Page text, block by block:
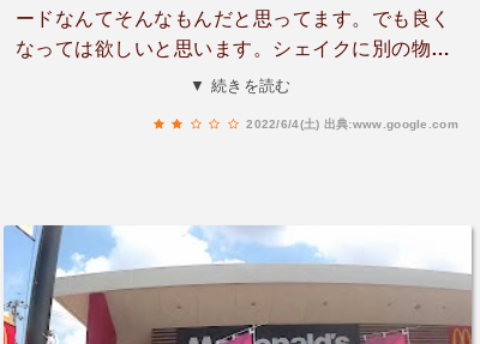
ードなんてそんなもんだと思ってます。でも良く
なっては欲しいと思います。シェイクに別の物が
混ざってるのは勘弁して欲しい。店側のオーダー
▼ 続きを読む
2022/6/4(土) 出典:www.google.com